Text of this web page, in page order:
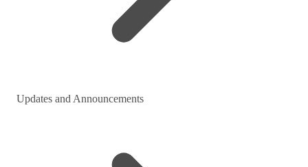
Updates and Announcements